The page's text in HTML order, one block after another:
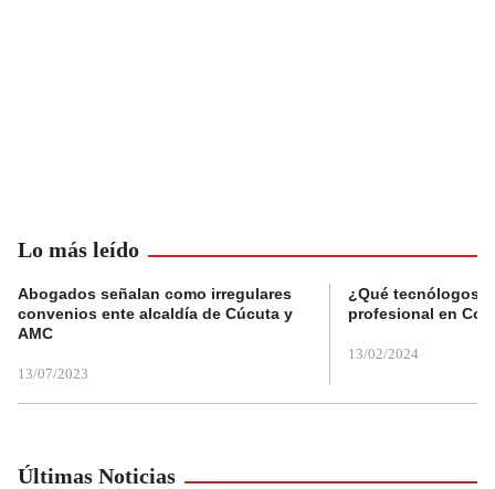
Lo más leído
Abogados señalan como irregulares
convenios ente alcaldía de Cúcuta y
AMC
13/07/2023
¿Qué tecnólogos
profesional en
13/02/2024
Últimas Noticias